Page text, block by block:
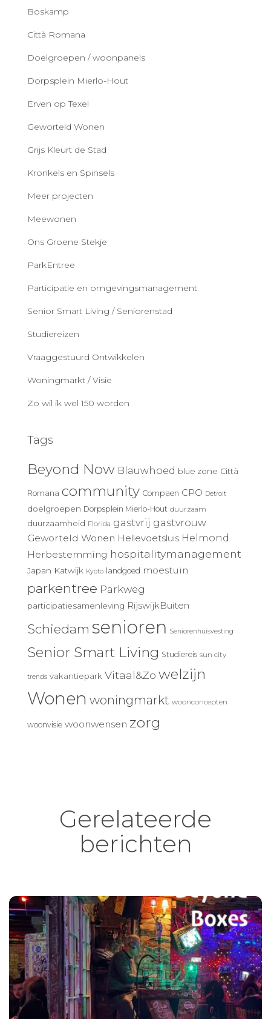
Boskamp
Città Romana
Doelgroepen / woonpanels
Dorpsplein Mierlo-Hout
Erven op Texel
Geworteld Wonen
Grijs Kleurt de Stad
Kronkels en Spinsels
Meer projecten
Meewonen
Ons Groene Stekje
ParkEntree
Participatie en omgevingsmanagement
Senior Smart Living / Seniorenstad
Studiereizen
Vraaggestuurd Ontwikkelen
Woningmarkt / Visie
Zo wil ik wel 150 worden
Tags
Beyond Now Blauwhoed blue zone Città
Romana community Compaen CPO Detroit
doelgroepen Dorpsplein Mierlo-Hout duurzaam
duurzaamheid Florida gastvrij gastvrouw
Geworteld Wonen Hellevoetsluis Helmond
Herbestemming hospitalitymanagement
Japan Katwijk Kyoto landgoed moestuin
parkentree Parkweg
participatiesamenleving RijswijkBuiten
Schiedam senioren Seniorenhuisvesting
Senior Smart Living Studiereis sun city
trends vakantiepark Vitaal&Zo welzijn
Wonen woningmarkt woonconcepten
woonvisie woonwensen zorg
Gerelateerde
berichten